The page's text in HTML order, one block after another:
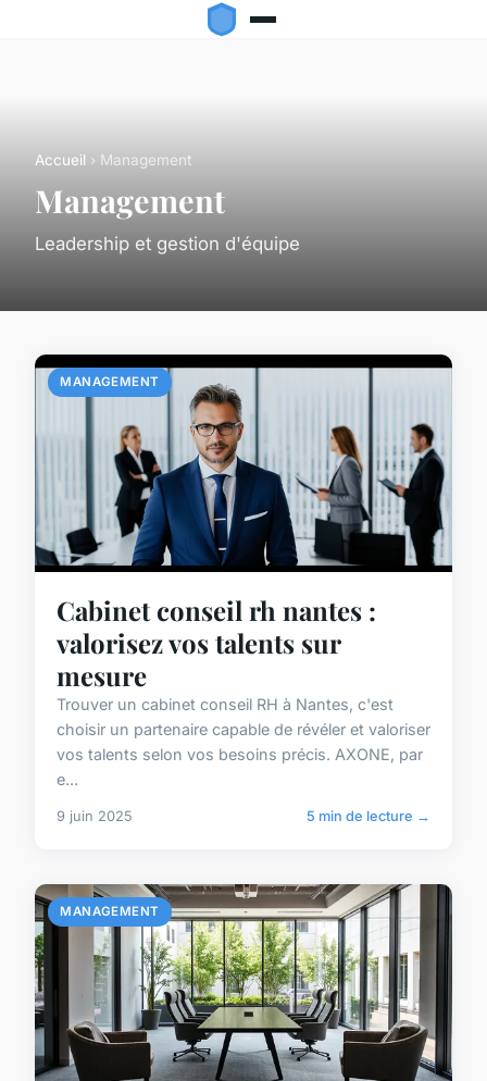
Accueil › Management
Management
Leadership et gestion d'équipe
MANAGEMENT
Cabinet conseil rh nantes :
valorisez vos talents sur
mesure
Trouver un cabinet conseil RH à Nantes, c'est
choisir un partenaire capable de révéler et valoriser
vos talents selon vos besoins précis. AXONE, par
e...
9 juin 2025 5 min de lecture →
MANAGEMENT